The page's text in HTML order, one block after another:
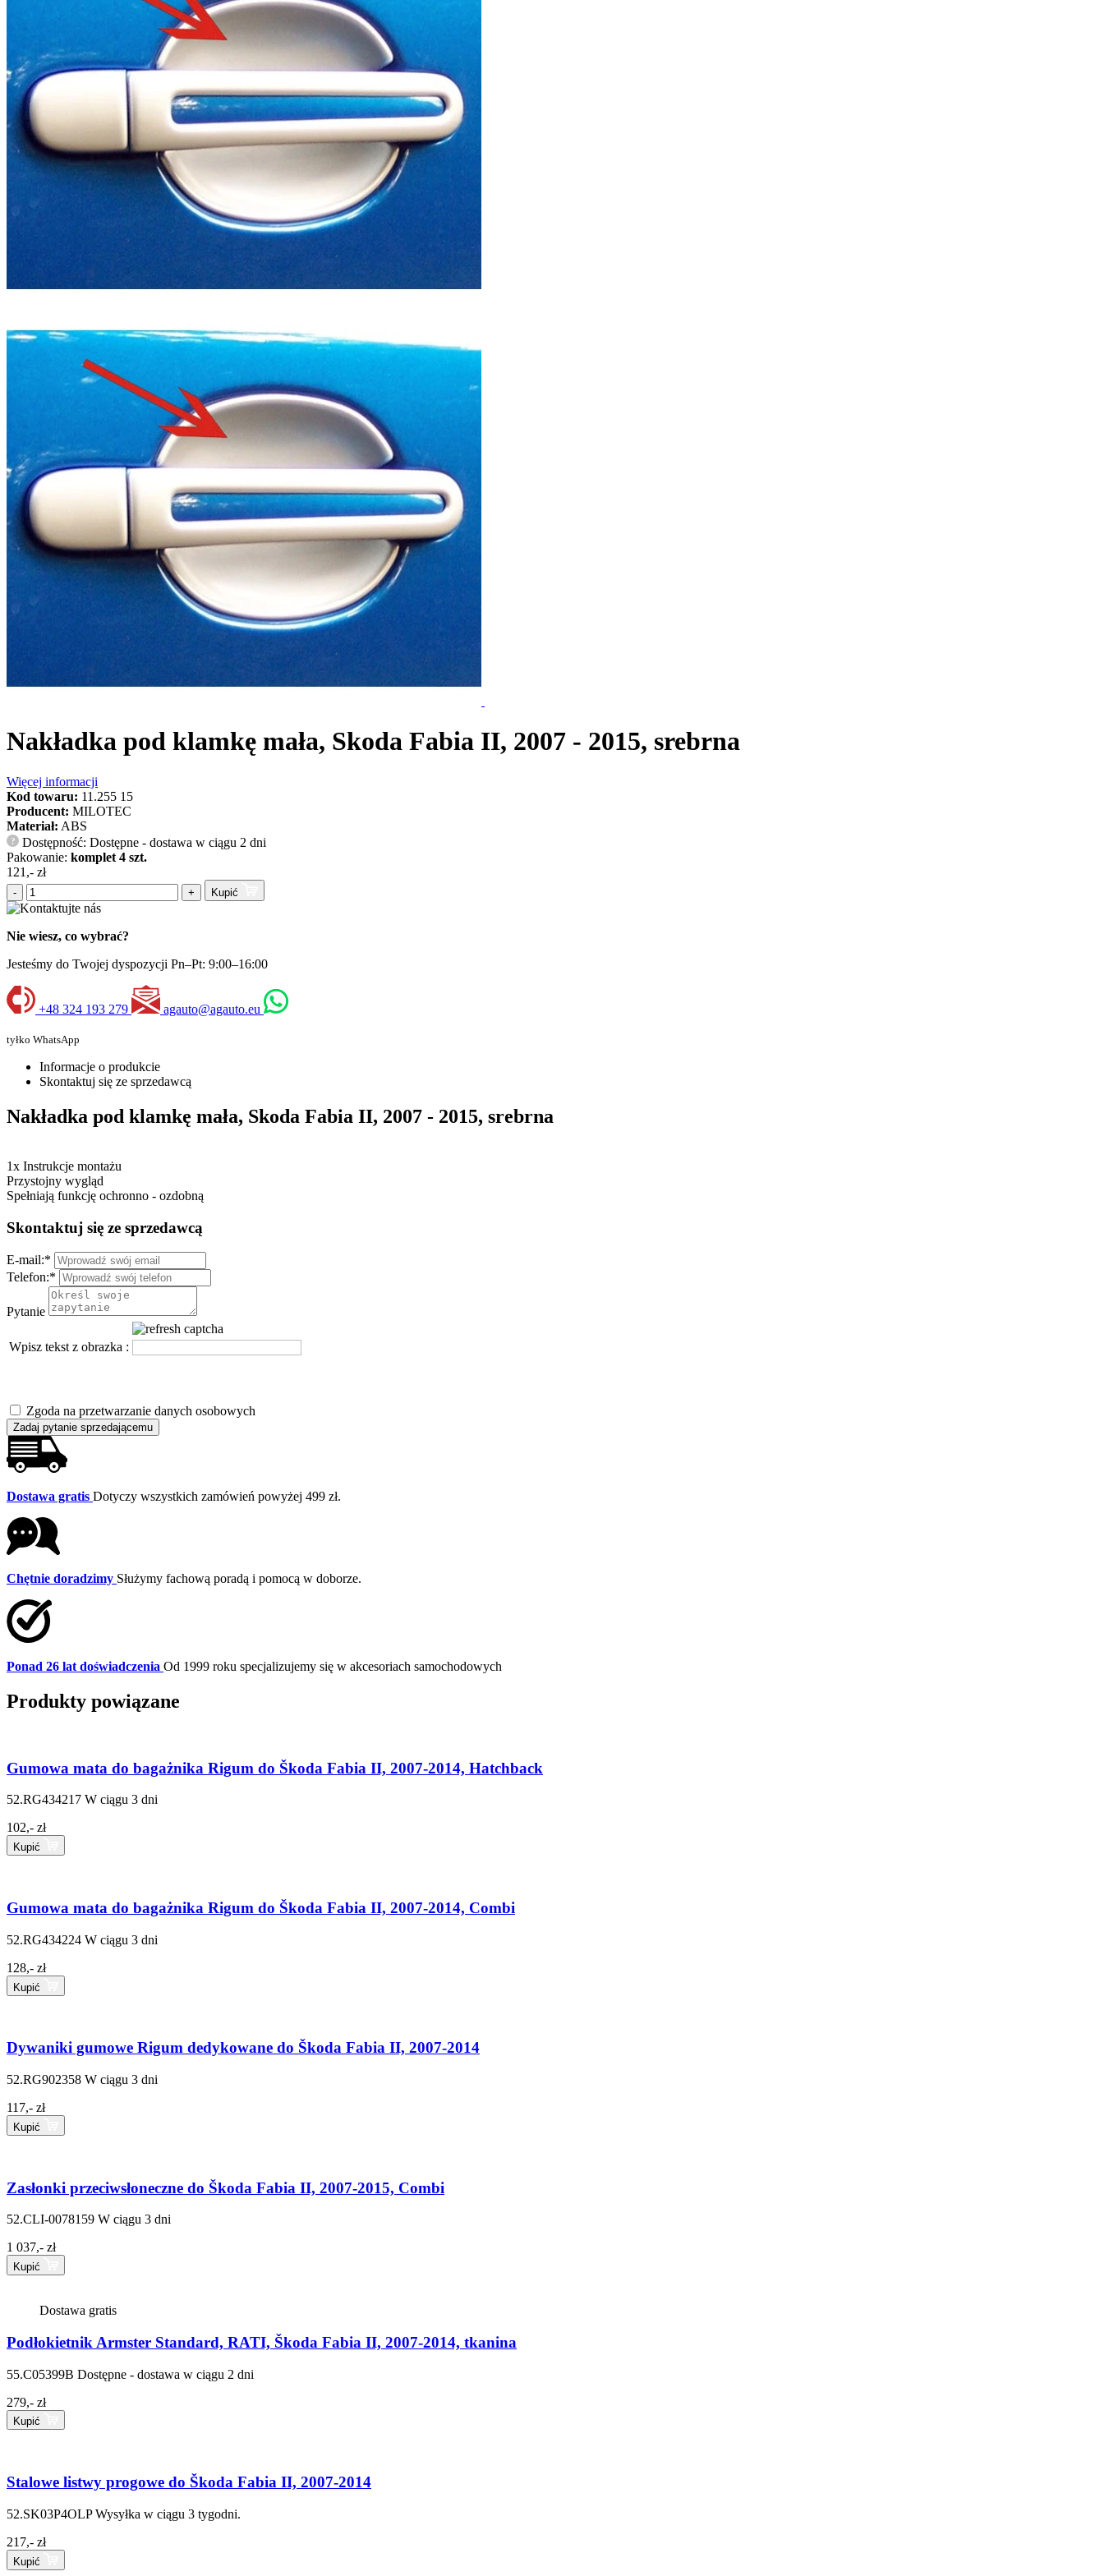
Nakładka pod klamkę mała, Skoda Fabia II, 2007 - 2015, srebrna
Więcej informacji
Kod towaru: 11.255 15
Producent: MILOTEC
Materiał: ABS
?
Dostępność: Dostępne - dostawa w ciągu 2 dni
Pakowanie: komplet 4 szt.
121,- zł
- + Kupić
Nie wiesz, co wybrać?
Jesteśmy do Twojej dyspozycji Pn–Pt: 9:00–16:00
+48 324 193 279 agauto@agauto.eu
tyłko WhatsApp
Informacje o produkcie
Skontaktuj się ze sprzedawcą
Nakładka pod klamkę mała, Skoda Fabia II, 2007 - 2015, srebrna
1x Instrukcje montażu
Przystojny wygląd
Spełniają funkcję ochronno - ozdobną
Skontaktuj się ze sprzedawcą
E-mail:*
Telefon:*
Pytanie
Wpisz tekst z obrazka :
Zgoda na przetwarzanie danych osobowych
Zadaj pytanie sprzedającemu
Dostawa gratis Dotyczy wszystkich zamówień powyżej 499 zł.
Chętnie doradzimy Służymy fachową poradą i pomocą w doborze.
Ponad 26 lat doświadczenia Od 1999 roku specjalizujemy się w akcesoriach samochodowych
Produkty powiązane
Gumowa mata do bagażnika Rigum do Škoda Fabia II, 2007-2014, Hatchback
52.RG434217 W ciągu 3 dni
102,- zł
Kupić
Gumowa mata do bagażnika Rigum do Škoda Fabia II, 2007-2014, Combi
52.RG434224 W ciągu 3 dni
128,- zł
Kupić
Dywaniki gumowe Rigum dedykowane do Škoda Fabia II, 2007-2014
52.RG902358 W ciągu 3 dni
117,- zł
Kupić
Zasłonki przeciwsłoneczne do Škoda Fabia II, 2007-2015, Combi
52.CLI-0078159 W ciągu 3 dni
1 037,- zł
Kupić
Dostawa gratis
Podłokietnik Armster Standard, RATI, Škoda Fabia II, 2007-2014, tkanina
55.C05399B Dostępne - dostawa w ciągu 2 dni
279,- zł
Kupić
Stalowe listwy progowe do Škoda Fabia II, 2007-2014
52.SK03P4OLP Wysyłka w ciągu 3 tygodni.
217,- zł
Kupić